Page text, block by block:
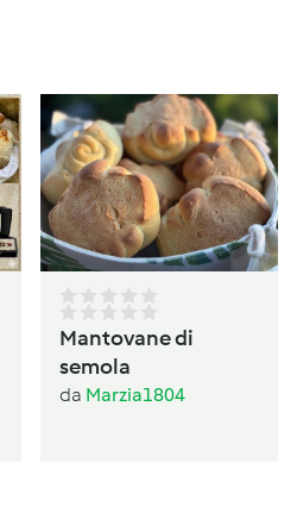
Mantovane di
semola
da Marzia1804